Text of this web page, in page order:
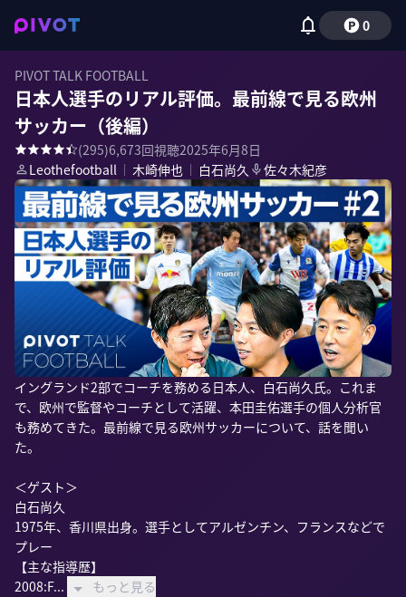
0
PIVOT TALK FOOTBALL
日本人選手のリアル評価。最前線で見る欧州
サッカー（後編）
(295)6,673回視聴2025年6月8日
Leothefootball ｜ 木崎伸也 ｜ 白石尚久 佐々木紀彦
イングランド2部でコーチを務める日本人、白石尚久氏。これま
で、欧州で監督やコーチとして活躍、本田圭佑選手の個人分析官
も務めてきた。最前線で見る欧州サッカーについて、話を聞い
た。
＜ゲスト＞
白石尚久
1975年、香川県出身。選手としてアルゼンチン、フランスなどで
プレー
【主な指導歴】
2008:F...
もっと見る